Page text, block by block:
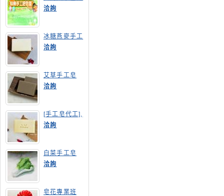
手工皂師資培
訓班
洽詢
冰糖燕麥手工
皂
洽詢
艾草手工皂
洽詢
[手工皂代工],
膠原蛋白手工
皂
洽詢
白菜手工皂
洽詢
皂花專業班